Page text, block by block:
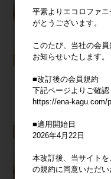
【セミダブル】 Pluto 収納付き
平素よりエコロファ
がとうございます。
このたび、当社の会
お知らせいたします。
■改訂後の会員規約
下記ページよりご確認
https://ena-kagu.com/
■適用開始日
2026年4月22日
本改訂後、当サイト
の規約に同意いただい